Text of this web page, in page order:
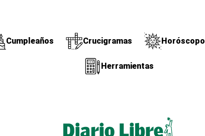
Cumpleaños Crucigramas Horóscopo
Herramientas